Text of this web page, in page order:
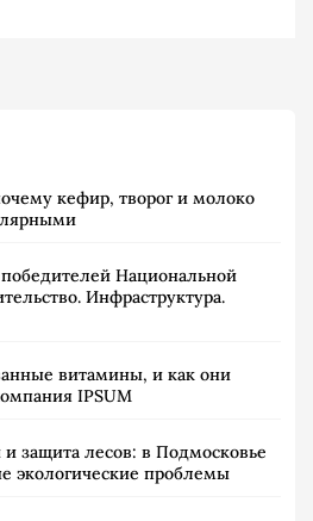
кефир, творог и молоко
Национальной
Инфраструктура.
витамины, и как они
IPSUM
защита лесов: в Подмосковье
экологические проблемы